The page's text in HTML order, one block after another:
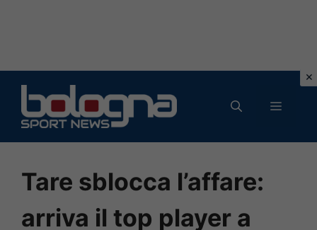
contenuto
MENU
Tare sblocca l’affare:
arriva il top player a